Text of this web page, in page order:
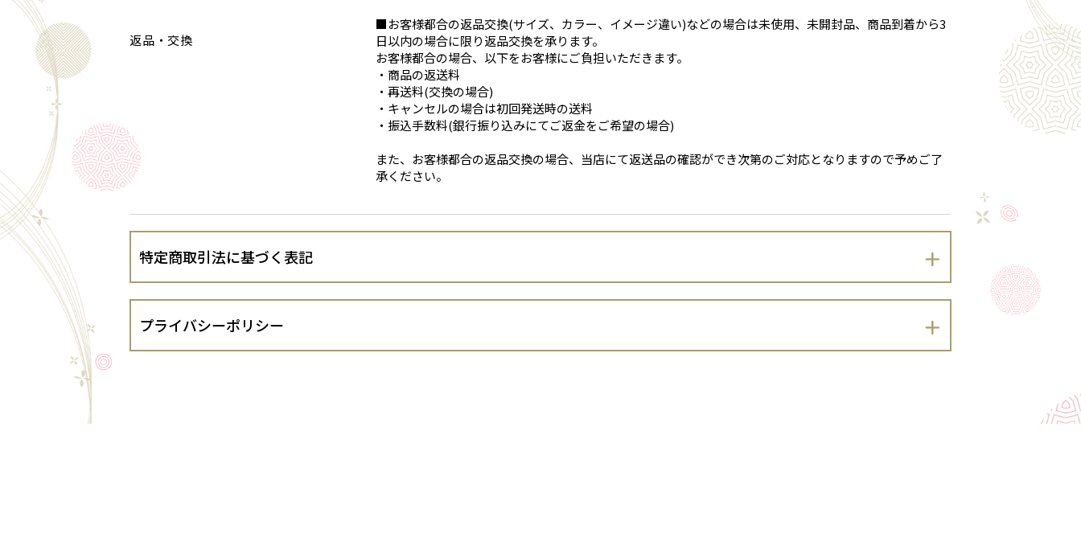
返品・交換
■お客様都合の返品交換(サイズ、カラー、イメージ違い)などの場合は未使用、未開封品、商品到着から3
日以内の場合に限り返品交換を承ります。
お客様都合の場合、以下をお客様にご負担いただきます。
・商品の返送料
・再送料(交換の場合)
・キャンセルの場合は初回発送時の送料
・振込手数料(銀行振り込みにてご返金をご希望の場合)
また、お客様都合の返品交換の場合、当店にて返送品の確認ができ次第のご対応となりますので予めご了
承ください。
特定商取引法に基づく表記
プライバシーポリシー